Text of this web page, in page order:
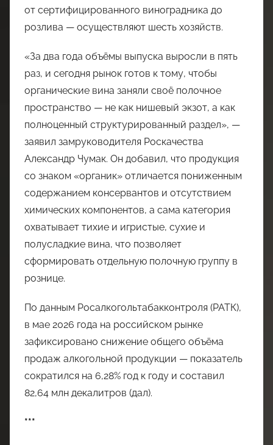
от сертифицированного виноградника до
розлива — осуществляют шесть хозяйств.
«За два года объёмы выпуска выросли в пять
раз, и сегодня рынок готов к тому, чтобы
органические вина заняли своё полочное
пространство — не как нишевый экзот, а как
полноценный структурированный раздел», —
заявил замруководителя Роскачества
Александр Чумак. Он добавил, что продукция
со знаком «органик» отличается пониженным
содержанием консервантов и отсутствием
химических компонентов, а сама категория
охватывает тихие и игристые, сухие и
полусладкие вина, что позволяет
сформировать отдельную полочную группу в
рознице.
По данным Росалкогольтабакконтроля (РАТК),
в мае 2026 года на российском рынке
зафиксировано снижение общего объёма
продаж алкогольной продукции — показатель
сократился на 6,28% год к году и составил
82,64 млн декалитров (дал).
***